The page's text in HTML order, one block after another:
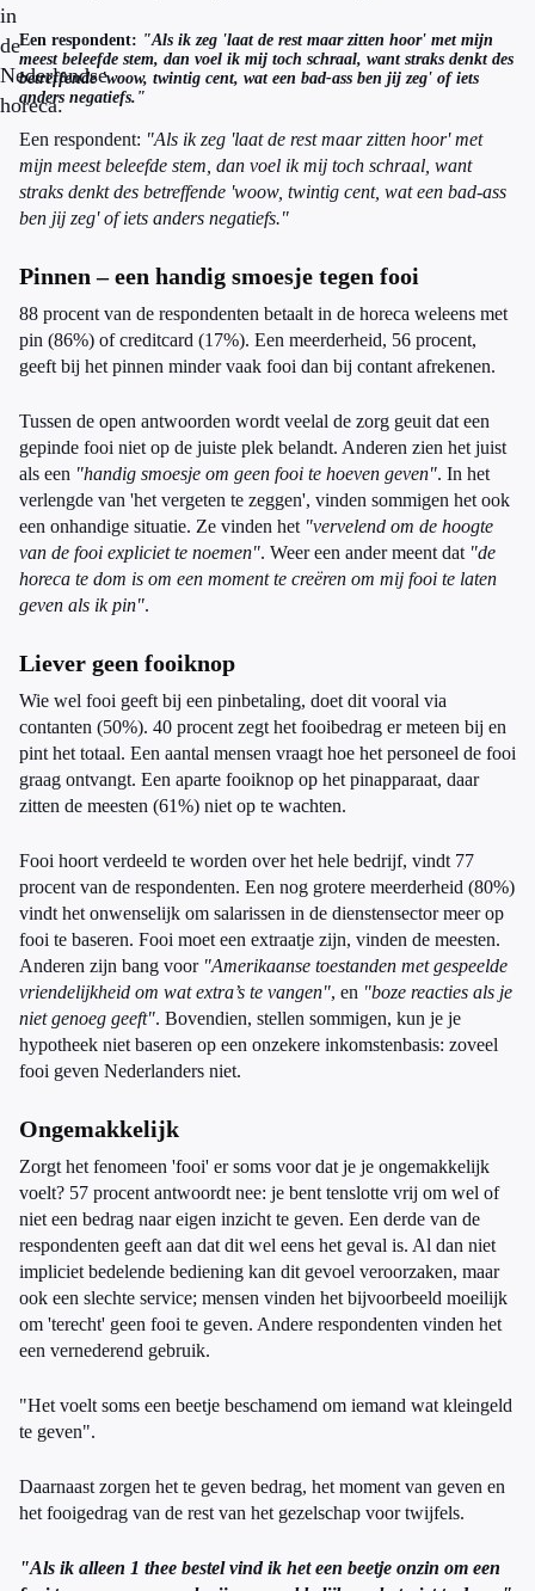
in
de
Nederlandse
horeca.
Een respondent: "Als ik zeg 'laat de rest maar zitten hoor' met mijn
meest beleefde stem, dan voel ik mij toch schraal, want straks denkt des
betreffende 'woow, twintig cent, wat een bad-ass ben jij zeg' of iets
anders negatiefs."
Een respondent: "Als ik zeg 'laat de rest maar zitten hoor' met
mijn meest beleefde stem, dan voel ik mij toch schraal, want
straks denkt des betreffende 'woow, twintig cent, wat een bad-ass
ben jij zeg' of iets anders negatiefs."
Pinnen – een handig smoesje tegen fooi
88 procent van de respondenten betaalt in de horeca weleens met
pin (86%) of creditcard (17%). Een meerderheid, 56 procent,
geeft bij het pinnen minder vaak fooi dan bij contant afrekenen.
Tussen de open antwoorden wordt veelal de zorg geuit dat een
gepinde fooi niet op de juiste plek belandt. Anderen zien het juist
als een "handig smoesje om geen fooi te hoeven geven". In het
verlengde van 'het vergeten te zeggen', vinden sommigen het ook
een onhandige situatie. Ze vinden het "vervelend om de hoogte
van de fooi expliciet te noemen". Weer een ander meent dat "de
horeca te dom is om een moment te creëren om mij fooi te laten
geven als ik pin".
Liever geen fooiknop
Wie wel fooi geeft bij een pinbetaling, doet dit vooral via
contanten (50%). 40 procent zegt het fooibedrag er meteen bij en
pint het totaal. Een aantal mensen vraagt hoe het personeel de fooi
graag ontvangt. Een aparte fooiknop op het pinapparaat, daar
zitten de meesten (61%) niet op te wachten.
Fooi hoort verdeeld te worden over het hele bedrijf, vindt 77
procent van de respondenten. Een nog grotere meerderheid (80%)
vindt het onwenselijk om salarissen in de dienstensector meer op
fooi te baseren. Fooi moet een extraatje zijn, vinden de meesten.
Anderen zijn bang voor "Amerikaanse toestanden met gespeelde
vriendelijkheid om wat extra’s te vangen", en "boze reacties als je
niet genoeg geeft". Bovendien, stellen sommigen, kun je je
hypotheek niet baseren op een onzekere inkomstenbasis: zoveel
fooi geven Nederlanders niet.
Ongemakkelijk
Zorgt het fenomeen 'fooi' er soms voor dat je je ongemakkelijk
voelt? 57 procent antwoordt nee: je bent tenslotte vrij om wel of
niet een bedrag naar eigen inzicht te geven. Een derde van de
respondenten geeft aan dat dit wel eens het geval is. Al dan niet
impliciet bedelende bediening kan dit gevoel veroorzaken, maar
ook een slechte service; mensen vinden het bijvoorbeeld moeilijk
om 'terecht' geen fooi te geven. Andere respondenten vinden het
een vernederend gebruik.
"Het voelt soms een beetje beschamend om iemand wat kleingeld
te geven".
Daarnaast zorgen het te geven bedrag, het moment van geven en
het fooigedrag van de rest van het gezelschap voor twijfels.
"Als ik alleen 1 thee bestel vind ik het een beetje onzin om een